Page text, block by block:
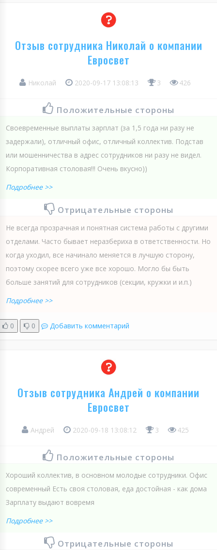
Отзыв сотрудника Николай о компании
Евросвет
Николай 2020-09-17 13:08:13 3 426
Положительные стороны
Своевременные выплаты зарплат (за 1,5 года ни разу не
задержали), отличный офис, отличный коллектив. Подстав
или мошенничества в адрес сотрудников ни разу не видел.
Корпоративная столовая!!! Очень вкусно))
Подробнее >>
Отрицательные стороны
Не всегда прозрачная и понятная система работы с другими
отделами. Часто бывает неразбериха в ответственности. Но
когда уходил, все начинало меняется в лучшую сторону,
поэтому скорее всего уже все хорошо. Могло бы быть
больше занятий для сотрудников (секции, кружки и и.п.)
Подробнее >>
0 0 Добавить комментарий
Отзыв сотрудника Андрей о компании
Евросвет
Андрей 2020-09-18 13:08:12 3 425
Положительные стороны
Хороший коллектив, в основном молодые сотрудники. Офис
современный Есть своя столовая, еда достойная - как дома
Зарплату выдают вовремя
Подробнее >>
Отрицательные стороны